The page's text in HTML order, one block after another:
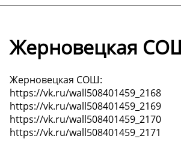
Жерновецкая
Жерновецкая СОШ:
https://vk.ru/wall508401459_2168
https://vk.ru/wall508401459_2169
https://vk.ru/wall508401459_2170
https://vk.ru/wall508401459_2171